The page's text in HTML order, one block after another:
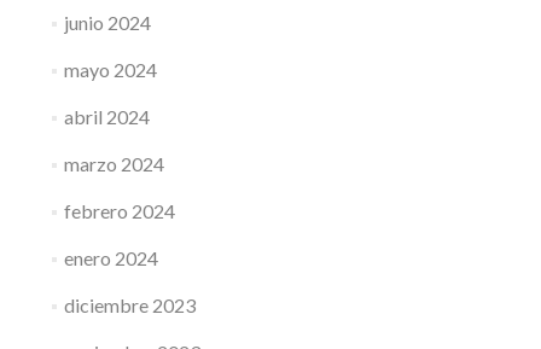
junio 2024
mayo 2024
abril 2024
marzo 2024
febrero 2024
enero 2024
diciembre 2023